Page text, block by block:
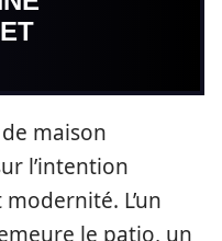
maison
l’intention
L’un
le patio, un